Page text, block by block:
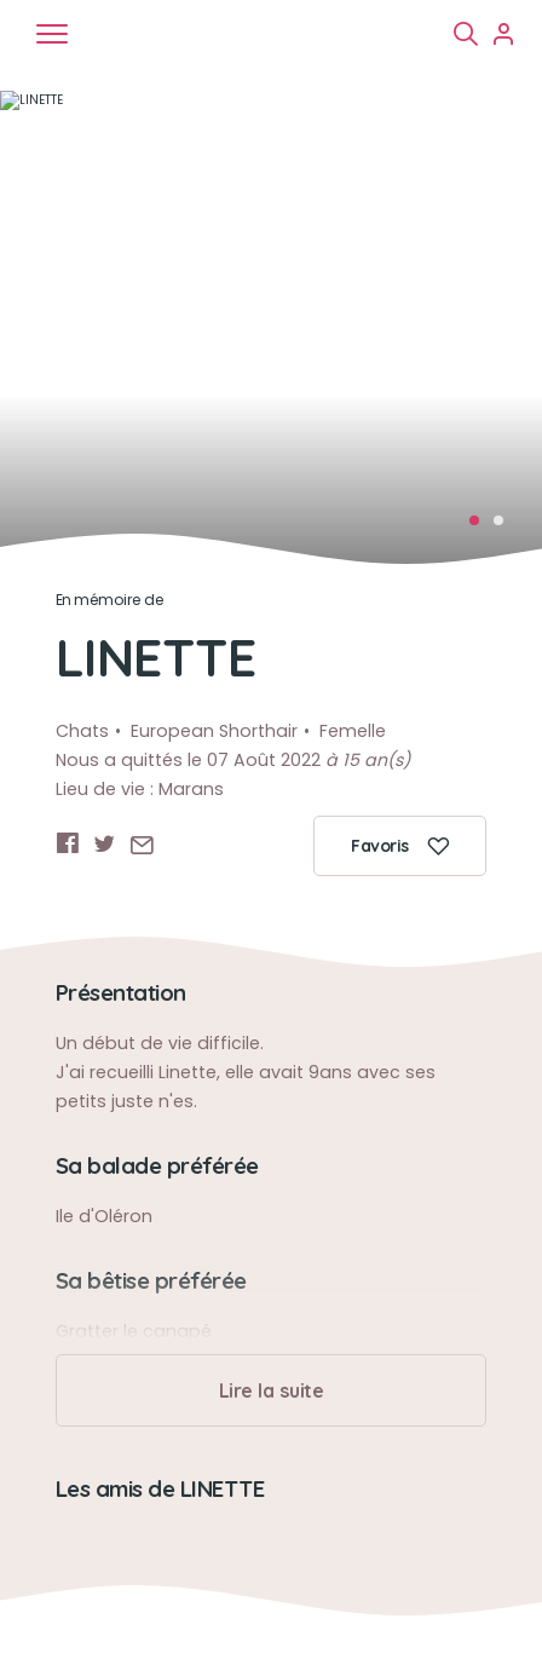
En mémoire de
LINETTE
Chats European Shorthair
Femelle
Nous a quittés le 07 Août 2022 à 15 an(s)
Lieu de vie : Marans
Favoris
Présentation
Un début de vie difficile.
J'ai recueilli Linette, elle avait 9ans avec ses
petits juste n'es.
Sa balade préférée
Ile d'Oléron
Sa bêtise préférée
Gratter le canapé
Lire la suite
Les amis de LINETTE